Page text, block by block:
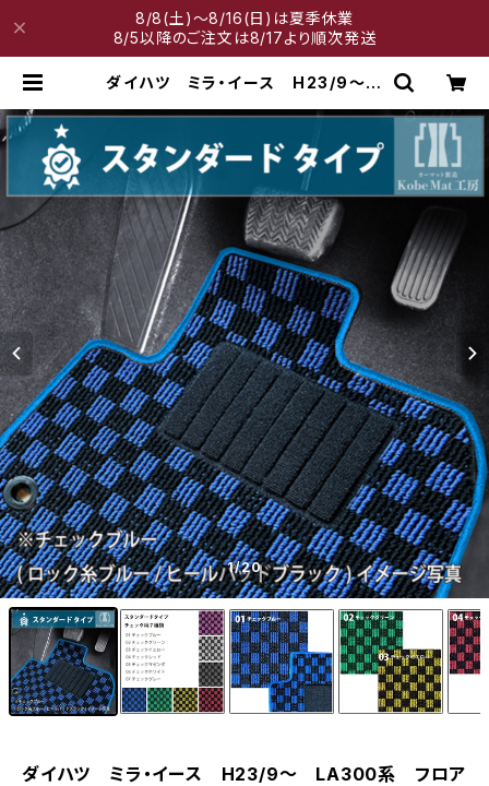
8/8(土)～8/16(日)は夏季休業
8/5以降のご注文は8/17より順次発送
ダイハツ ミラ・イース H23/9〜
マット スタンダードタイプ | 神戸マ
1/20
ダイハツ ミラ・イース H23/9〜 LA300系 フロア